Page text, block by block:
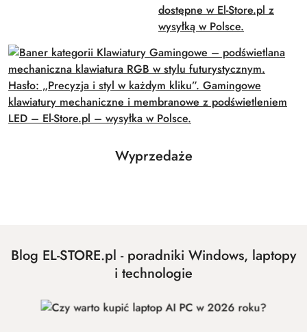
Pomiń karuzelę produktów
Produkty
Wyprzedaże
Blog EL-STORE.pl - poradniki Windows, laptopy
i technologie